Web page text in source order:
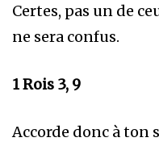
Certes, pas un de
ne sera confus.
1 Rois 3, 9
Accorde donc à